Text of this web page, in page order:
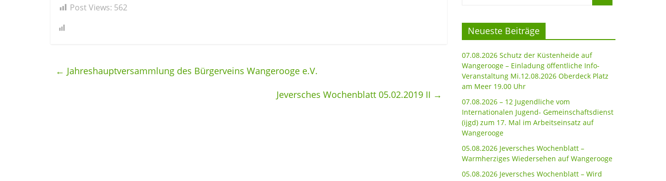
Post Views: 562
← Jahreshauptversammlung des Bürgerveins Wangerooge e.V.
Jeversches Wochenblatt 05.02.2019 II →
Neueste Beiträge
07.08.2026 Schutz der Küstenheide auf
Wangerooge – Einladung öffentliche Info-
Veranstaltung Mi.12.08.2026 Oberdeck Platz
am Meer 19.00 Uhr
07.08.2026 – 12 Jugendliche vom
Internationalen Jugend- Gemeinschaftsdienst
(ijgd) zum 17. Mal im Arbeitseinsatz auf
Wangerooge
05.08.2026 Jeversches Wochenblatt –
Warmherziges Wiedersehen auf Wangerooge
05.08.2026 Jeversches Wochenblatt – Wird